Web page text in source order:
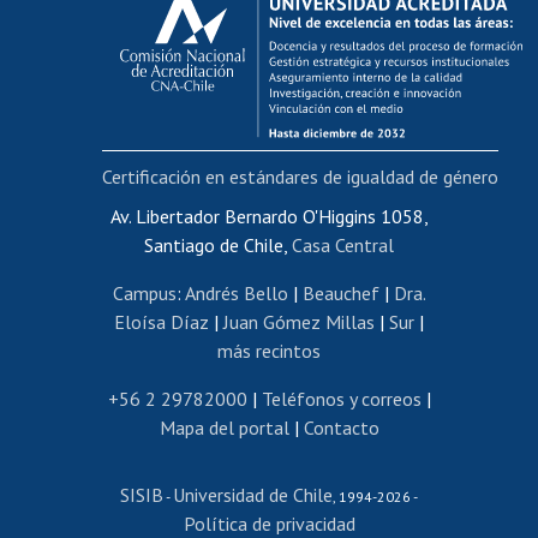
Postulación al AUCAI
Funcionarias/os
Cursos internos de capacitación
Bienestar del personal
Portal de movilidad interna
Certificado de renta
Certificado de renta honorarios
Editar páginas blancas
Extranjeras/os
Revalidación y reconocimiento de títulos
Postulación al Programa de Movilidad Estudiantil
Cursos de español
Av. Libertador Bernardo O'Higgins 1058,
Santiago de Chile, Casa Central
Campus: Andrés Bello | Beauchef| Dra.
Eloísa Díaz |Juan Gómez Millas | Sur |
más recintos
+56 2 29782000 | Teléfonos y correos |
Mapa del portal| Contacto
SISIB - Universidad de Chile, 1994-2026 -
Política de privacidad
Certificación en estándares de igualdad de género